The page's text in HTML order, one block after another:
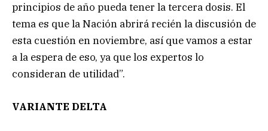
principios de año pueda tener la tercera dosis. El
tema es que la Nación abrirá recién la discusión de
esta cuestión en noviembre, así que vamos a estar
a la espera de eso, ya que los expertos lo
consideran de utilidad”.
VARIANTE DELTA